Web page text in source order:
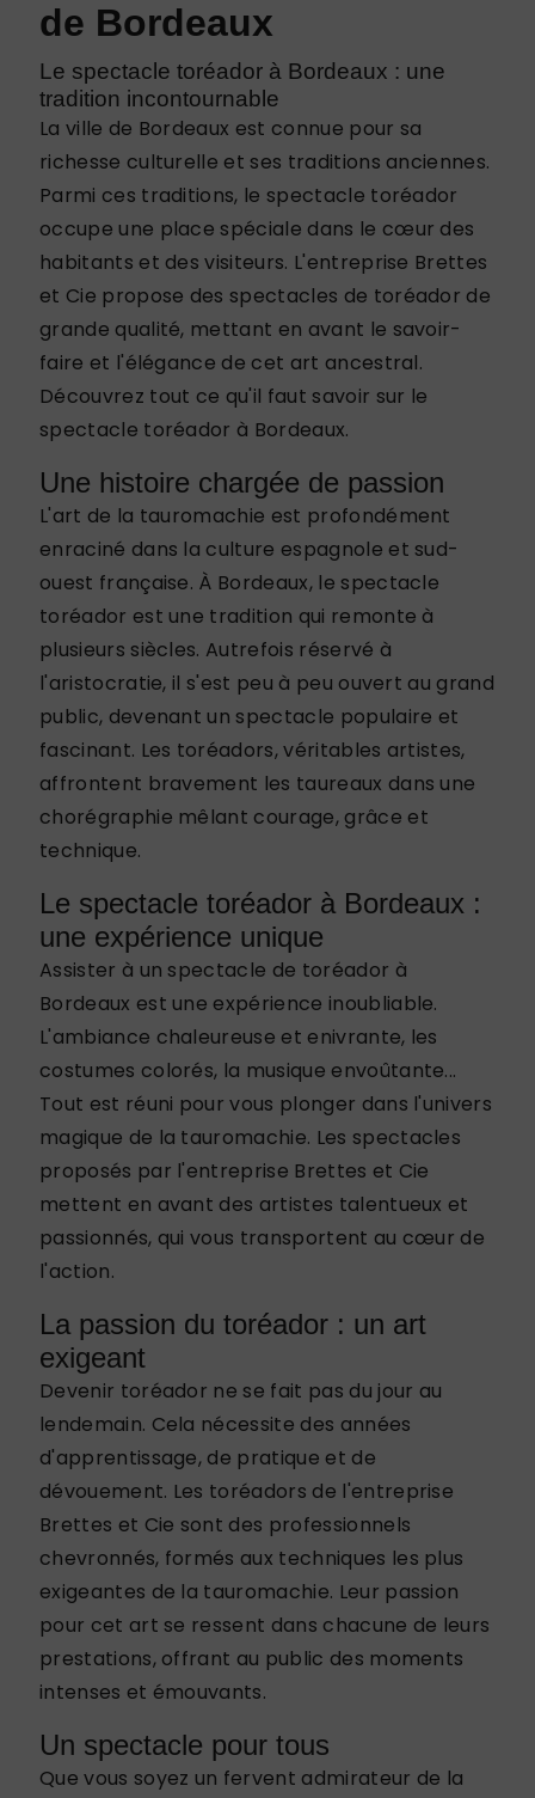
de Bordeaux
Le spectacle toréador à Bordeaux : une
tradition incontournable
La ville de Bordeaux est connue pour sa
richesse culturelle et ses traditions anciennes.
Parmi ces traditions, le spectacle toréador
occupe une place spéciale dans le cœur des
habitants et des visiteurs. L'entreprise Brettes
et Cie propose des spectacles de toréador de
grande qualité, mettant en avant le savoir-
faire et l'élégance de cet art ancestral.
Découvrez tout ce qu'il faut savoir sur le
spectacle toréador à Bordeaux.
Une histoire chargée de passion
L'art de la tauromachie est profondément
enraciné dans la culture espagnole et sud-
ouest française. À Bordeaux, le spectacle
toréador est une tradition qui remonte à
plusieurs siècles. Autrefois réservé à
l'aristocratie, il s'est peu à peu ouvert au grand
public, devenant un spectacle populaire et
fascinant. Les toréadors, véritables artistes,
affrontent bravement les taureaux dans une
chorégraphie mêlant courage, grâce et
technique.
Le spectacle toréador à Bordeaux :
une expérience unique
Assister à un spectacle de toréador à
Bordeaux est une expérience inoubliable.
L'ambiance chaleureuse et enivrante, les
costumes colorés, la musique envoûtante...
Tout est réuni pour vous plonger dans l'univers
magique de la tauromachie. Les spectacles
proposés par l'entreprise Brettes et Cie
mettent en avant des artistes talentueux et
passionnés, qui vous transportent au cœur de
l'action.
La passion du toréador : un art
exigeant
Devenir toréador ne se fait pas du jour au
lendemain. Cela nécessite des années
d'apprentissage, de pratique et de
dévouement. Les toréadors de l'entreprise
Brettes et Cie sont des professionnels
chevronnés, formés aux techniques les plus
exigeantes de la tauromachie. Leur passion
pour cet art se ressent dans chacune de leurs
prestations, offrant au public des moments
intenses et émouvants.
Un spectacle pour tous
Que vous soyez un fervent admirateur de la